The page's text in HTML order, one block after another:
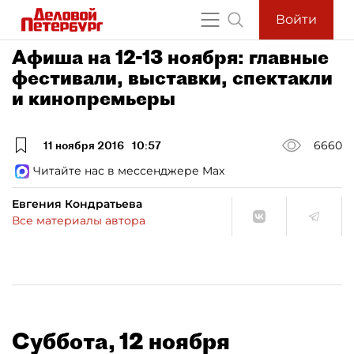
Войти
Афиша на 12-13 ноября: главные
фестивали, выставки, спектакли
и кинопремьеры
11 ноября 2016 10:57
6660
Читайте нас в мессенджере Max
Евгения Кондратьева
Все материалы автора
Суббота, 12 ноября